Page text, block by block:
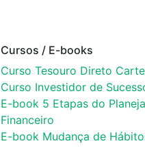
Cursos / E-books
Curso Tesouro Direto
Curso Investidor de
E-book 5 Etapas do
Financeiro
E-book Mudança de